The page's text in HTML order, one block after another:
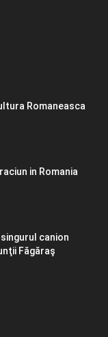
Romaneasca
in Romania
canion
Făgăraş